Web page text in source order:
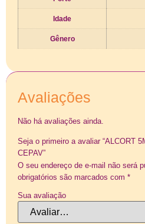
Idade
Gênero
Avaliações
Não há avaliações ainda.
Seja o primeiro a avaliar “ALCORT
CEPAV”
O seu endereço de e-mail não será
obrigatórios são marcados com *
Sua avaliação